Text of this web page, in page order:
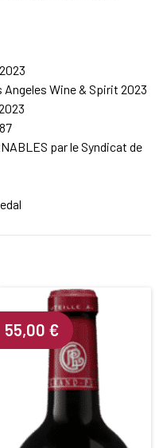
Angeles Wine & Spirit 2023
par le Syndicat de
55,00 €